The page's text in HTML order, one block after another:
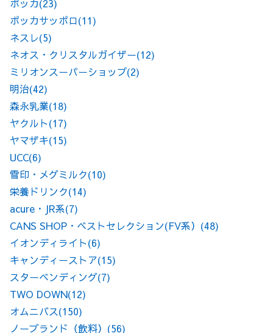
ポッカ(23)
ポッカサッポロ(11)
ネスレ(5)
ネオス・クリスタルガイザー(12)
ミリオンスーパーショップ(2)
明治(42)
森永乳業(18)
ヤクルト(17)
ヤマザキ(15)
UCC(6)
雪印・メグミルク(10)
栄養ドリンク(14)
acure・JR系(7)
CANS SHOP・ベストセレクション(FV系） (48)
イオンディライト(6)
キャンディーストア(15)
スターベンディング(7)
TWO DOWN(12)
オムニバス(150)
ノーブランド（飲料） (56)